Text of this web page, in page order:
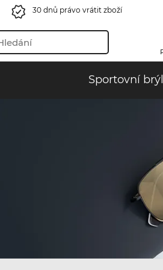
30 dnů právo vrátit zboží
Sportovní